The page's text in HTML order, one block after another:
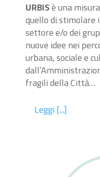
URBISè una
quello di stimolare
settore e/o dei
nuove idee nei
urbana, sociale e
fragili della Città…
Leggi [...]